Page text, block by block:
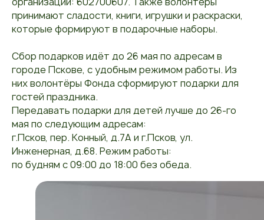
принимают сладости, книги, игрушки и раскраски,
которые формируют в подарочные наборы.
Сбор подарков идёт до 26 мая по адресам в
городе Пскове, с удобным режимом работы. Из
них волонтёры Фонда сформируют подарки для
гостей праздника.
Передавать подарки для детей лучше до 26-го
мая по следующим адресам:
г.Псков, пер. Конный, д.7А и г.Псков, ул.
Инженерная, д.68. Режим работы:
по будням с 09:00 до 18:00 без обеда.